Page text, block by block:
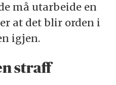
må utarbeide en
at det blir orden i
igjen.
straff